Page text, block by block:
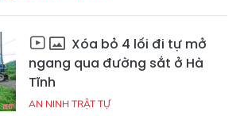
Xóa bỏ 4 lối đi tự mở
ngang qua đường sắt ở Hà
Tĩnh
AN NINH TRẬT TỰ